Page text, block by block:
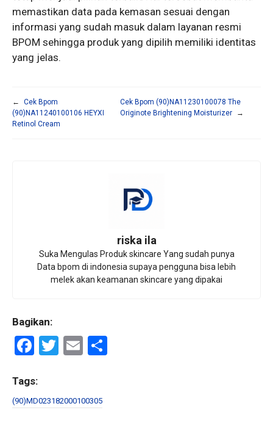
memastikan data pada kemasan sesuai dengan
informasi yang sudah masuk dalam layanan resmi
BPOM sehingga produk yang dipilih memiliki identitas
yang jelas.
←
Cek Bpom
(90)NA11240100106 HEYXI
Retinol Cream
Cek Bpom (90)NA11230100078 The
Originote Brightening Moisturizer
→
riska ila
Suka Mengulas Produk skincare Yang sudah punya
Data bpom di indonesia supaya pengguna bisa lebih
melek akan keamanan skincare yang dipakai
Bagikan:
F
ce
b
T
er
E
Tags:
(90)MD023182000100305